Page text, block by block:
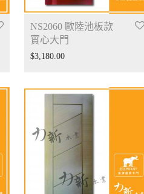
NS2060 歐陸池板款
實心大門
$3,180.00